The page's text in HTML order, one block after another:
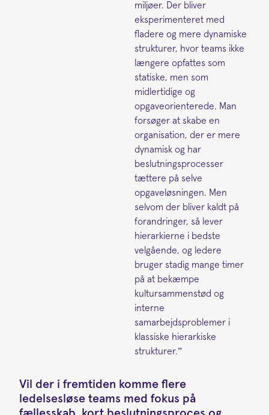
miljøer. Der bliver
eksperimenteret med
fladere og mere dynamiske
strukturer, hvor teams ikke
længere opfattes som
statiske, men som
midlertidige og
opgaveorienterede. Man
forsøger at skabe en
organisation, der er mere
dynamisk og har
beslutningsprocesser
tættere på selve
opgaveløsningen. Men
selvom der bliver kaldt på
forandringer, så lever
hierarkierne i bedste
velgående, og ledere
bruger stadig mange timer
på at bekæmpe
kultursammenstød og
interne
samarbejdsproblemer i
klassiske hierarkiske
strukturer.”
Vil der i fremtiden komme flere
ledelsesløse teams med fokus på